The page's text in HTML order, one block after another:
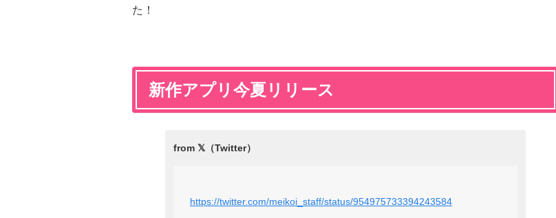
た！
新作アプリ今夏リリース
https://twitter.com/meikoi_staff/status/954975733394243584